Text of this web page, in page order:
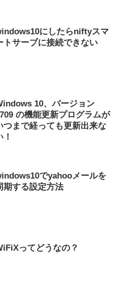
にしたらniftyスマ
トサーブに接続できない
10、バージョン
の機能更新プログラムが
つまで経っても更新出来な
！
でyahooメールを
期する設定方法
ってどうなの？